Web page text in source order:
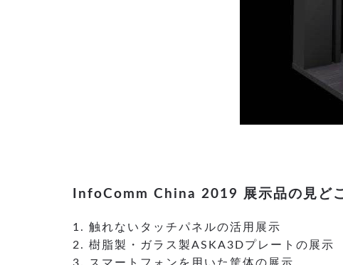
InfoComm China 2019 展示品の見ど
1. 触れないタッチパネルの活用展示
2. 樹脂製・ガラス製ASKA3Dプレートの展示